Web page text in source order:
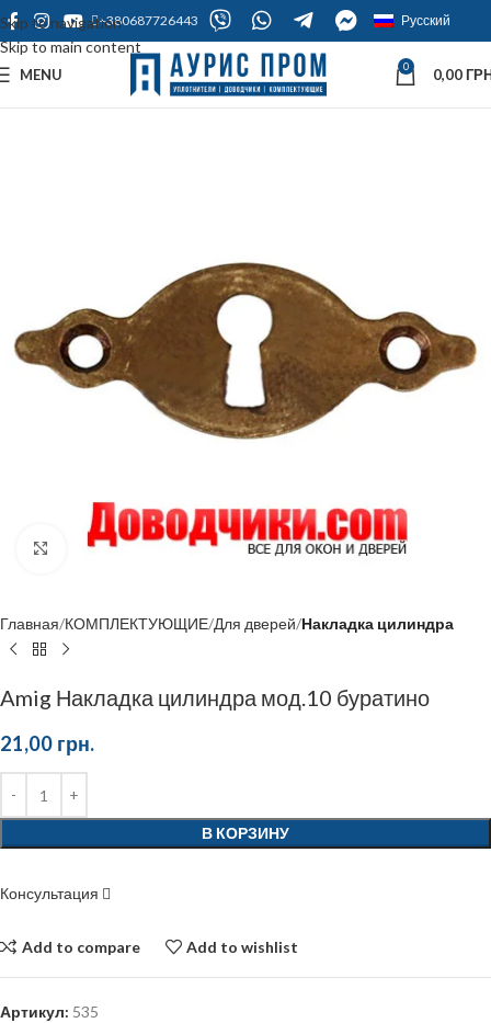
Skip to navigation
Skip to main content
+380687726443 Русский
MENU 0 0,00
Click to enlarge
Главная КОМПЛЕКТУЮЩИЕ Для дверей Накладка цилиндра
Amig Накладка цилиндра мод.10 буратино
21,00 грн.
В КОРЗИНУ
Консультация
Add to compare Add to wishlist
Артикул: 535